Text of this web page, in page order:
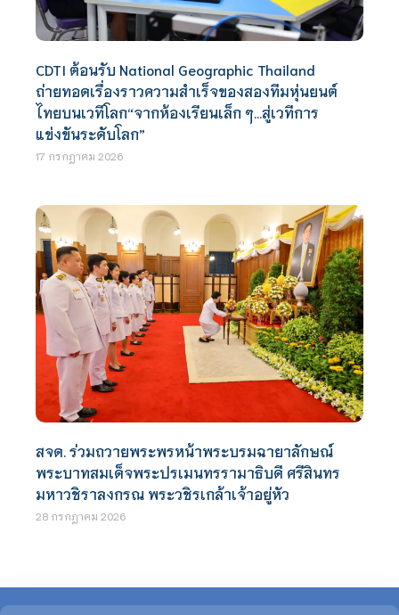
CDTI ต้อนรับ National Geographic Thailand
ถ่ายทอดเรื่องราวความสำเร็จของสองทีมหุ่นยนต์
ไทยบนเวทีโลก“จากห้องเรียนเล็ก ๆ…สู่เวทีการ
แข่งขันระดับโลก”
17 กรกฎาคม 2026
สจด. ร่วมถวายพระพรหน้าพระบรมฉายาลักษณ์
พระบาทสมเด็จพระปรเมนทรรามาธิบดี ศรีสินทร
มหาวชิราลงกรณ พระวชิรเกล้าเจ้าอยู่หัว
28 กรกฎาคม 2026